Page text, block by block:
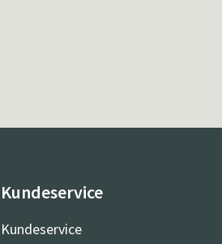
Kundeservice
Kundeservice